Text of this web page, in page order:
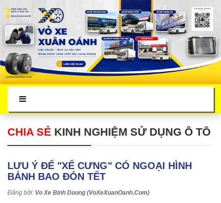
CHIA SẺ KINH NGHIỆM SỬ DỤNG Ô TÔ
LƯU Ý ĐỂ "XẾ CƯNG" CÓ NGOẠI HÌNH
BẢNH BAO ĐÓN TẾT
Đăng bởi: Vo Xe Binh Duong (VoXeXuanOanh.Com)